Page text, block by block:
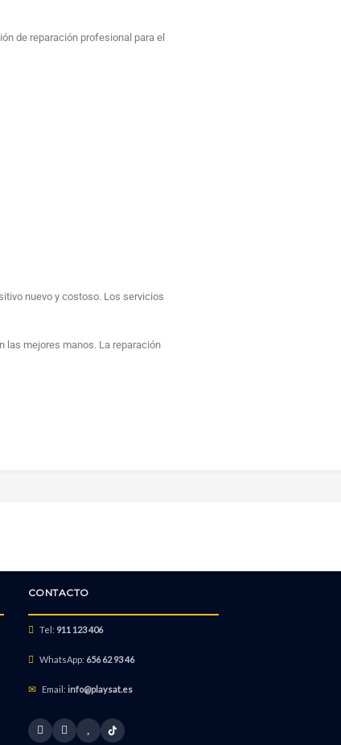
de reparación profesional para el
nuevo y costoso. Los servicios
las mejores manos. La reparación
CONTACTO
Tel: 911 123 406
WhatsApp: 656 62 93 46
Email: info@playsat.es